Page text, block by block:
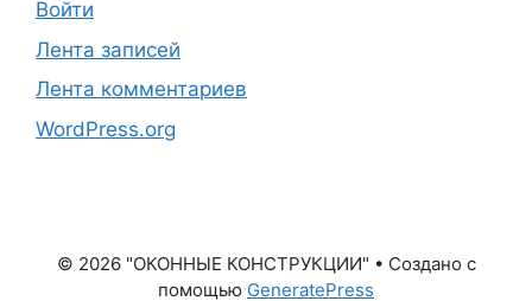
Войти
Лента записей
Лента комментариев
WordPress.org
© 2026 "ОКОННЫЕ КОНСТРУКЦИИ" • Создано с
помощью GeneratePress